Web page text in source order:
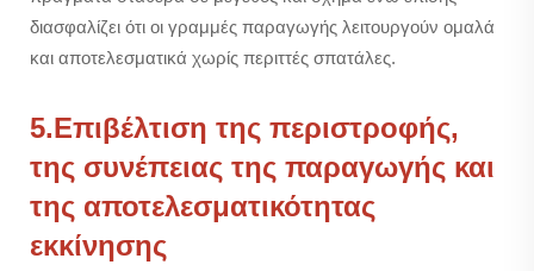
διασφαλίζει ότι οι γραμμές παραγωγής λειτουργούν ομαλά
και αποτελεσματικά χωρίς περιττές σπατάλες.
5.Επιβέλτιση της περιστροφής,
της συνέπειας της παραγωγής και
της αποτελεσματικότητας
εκκίνησης